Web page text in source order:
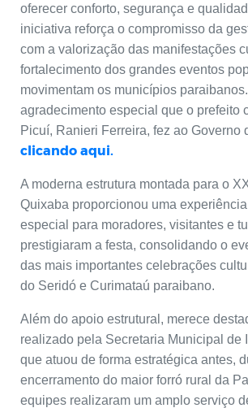
oferecer conforto, segurança e
iniciativa reforça o compromisso da
com a valorização das manifestações
fortalecimento dos grandes eventos
movimentam os municípios
agradecimento especial que o prefeito
Picuí, Ranieri Ferreira, fez ao Governo
clicando aqui.
A moderna estrutura montada para o
Quixaba proporcionou uma
especial para moradores, visitantes e
prestigiaram a festa, consolidando o
das mais importantes celebrações
do Seridó e Curimataú paraibano.
Além do apoio estrutural, merece
realizado pela Secretaria Municipal de
que atuou de forma estratégica antes,
encerramento do maior forró rural da
equipes realizaram um amplo serviço